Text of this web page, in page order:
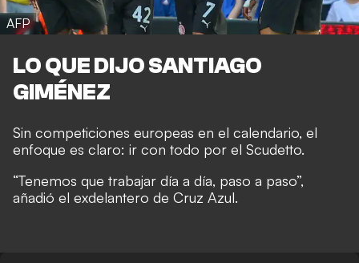
AFP
LO QUE DIJO SANTIAGO
GIMÉNEZ
Sin competiciones europeas en el calendario, el
enfoque es claro: ir con todo por el Scudetto.
“Tenemos que trabajar día a día, paso a paso”,
añadió el exdelantero de Cruz Azul.